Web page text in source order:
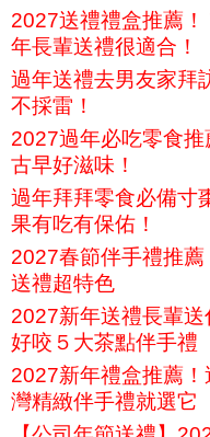
2027送禮禮盒推薦
年長輩送禮很適合！
過年送禮去男友家拜
不採雷！
2027過年必吃零食
古早好滋味！
過年拜拜零食必備寸
果有吃有保佑！
2027春節伴手禮推
送禮超特色
2027新年送禮長輩
好咬５大茶點伴手禮
2027新年禮盒推薦
灣精緻伴手禮就選它